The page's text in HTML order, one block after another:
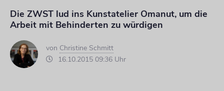
Die ZWST lud ins Kunstatelier Omanut, um die
Arbeit mit Behinderten zu würdigen
von Christine Schmitt
16.10.2015 09:36 Uhr